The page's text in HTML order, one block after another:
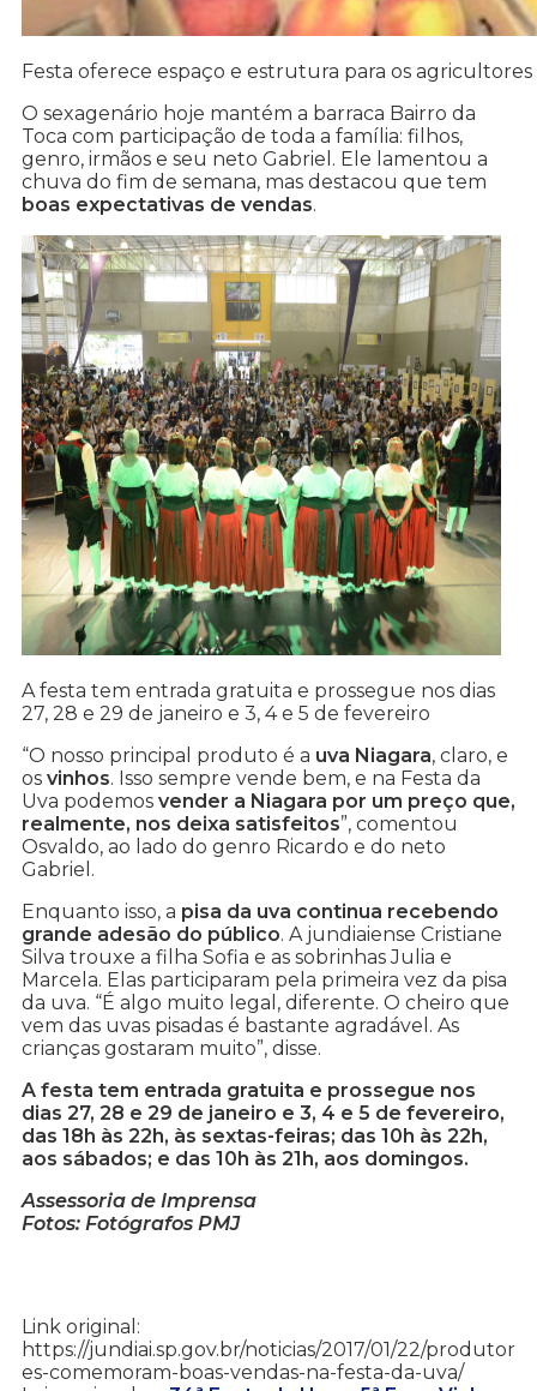
Festa oferece espaço e estrutura para os
O sexagenário hoje mantém a barraca Bairro da
Toca com participação de toda a família: filhos,
genro, irmãos e seu neto Gabriel. Ele lamentou a
chuva do fim de semana, mas destacou que tem
boas expectativas de vendas.
A festa tem entrada gratuita e prossegue nos dias
27, 28 e 29 de janeiro e 3, 4 e 5 de fevereiro
“O nosso principal produto é a uva Niagara, claro, e
os vinhos. Isso sempre vende bem, e na Festa da
Uva podemos vender a Niagara por um preço que,
realmente, nos deixa satisfeitos”, comentou
Osvaldo, ao lado do genro Ricardo e do neto
Gabriel.
Enquanto isso, a pisa da uva continua recebendo
grande adesão do público. A jundiaiense Cristiane
Silva trouxe a filha Sofia e as sobrinhas Julia e
Marcela. Elas participaram pela primeira vez da pisa
da uva. “É algo muito legal, diferente. O cheiro que
vem das uvas pisadas é bastante agradável. As
crianças gostaram muito”, disse.
A festa tem entrada gratuita e prossegue nos
dias 27, 28 e 29 de janeiro e 3, 4 e 5 de fevereiro,
das 18h às 22h, às sextas-feiras; das 10h às 22h,
aos sábados; e das 10h às 21h, aos domingos.
Assessoria de Imprensa
Fotos: Fotógrafos PMJ
Link original:
https://jundiai.sp.gov.br/noticias/2017/01/22/produtor
es-comemoram-boas-vendas-na-festa-da-uva/